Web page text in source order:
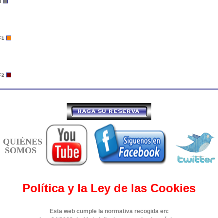
QUIÉNES
SOMOS
Política y la Ley de las Cookies
Esta web cumple la normativa recogida en: